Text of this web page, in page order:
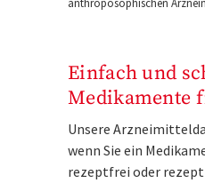
anthroposophischen
Einfach und
Medikamente
Unsere
wenn Sie ein
rezeptfrei oder